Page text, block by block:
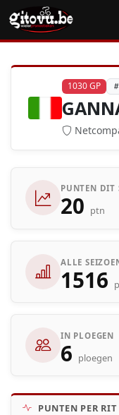
1030 GP
PUNTEN DIT
20 ptn
ALLE
1516
IN PLOEGEN
6 ploegen
PUNTEN PER